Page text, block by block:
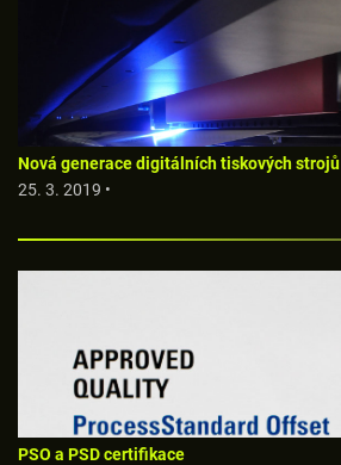
Nová generace digitálních tiskových strojů
25. 3. 2019 •
PSO a PSD certifikace